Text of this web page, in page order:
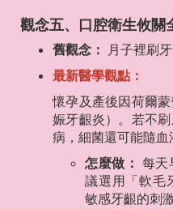
觀念五、口腔衛生攸關
舊觀念： 月子裡刷
最新醫學觀點：
懷孕及產後因荷爾
娠牙齦炎）。若不
病，細菌還可能隨血
怎麼做： 每天
議選用「軟毛
敏感牙齦的刺激